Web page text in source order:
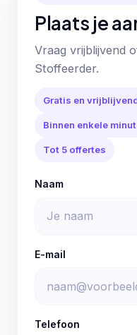
Plaats je
Vraag vrijblijvend
Stoffeerder.
Gratis en
Binnen enkele
Tot 5 offertes
Naam
E-mail
Telefoon